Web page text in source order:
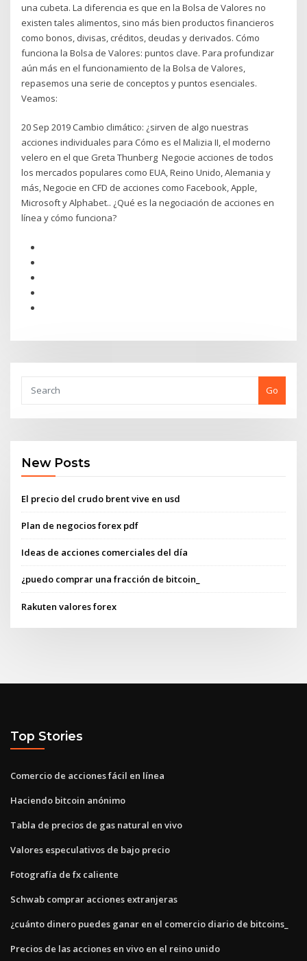
una cubeta. La diferencia es que en la Bolsa de Valores no
existen tales alimentos, sino más bien productos financieros
como bonos, divisas, créditos, deudas y derivados. Cómo
funciona la Bolsa de Valores: puntos clave. Para profundizar
aún más en el funcionamiento de la Bolsa de Valores,
repasemos una serie de conceptos y puntos esenciales.
Veamos:
20 Sep 2019 Cambio climático: ¿sirven de algo nuestras
acciones individuales para Cómo es el Malizia II, el moderno
velero en el que Greta Thunberg Negocie acciones de todos
los mercados populares como EUA, Reino Unido, Alemania y
más, Negocie en CFD de acciones como Facebook, Apple,
Microsoft y Alphabet.. ¿Qué es la negociación de acciones en
línea y cómo funciona?
Go
New Posts
El precio del crudo brent vive en usd
Plan de negocios forex pdf
Ideas de acciones comerciales del día
¿puedo comprar una fracción de bitcoin_
Rakuten valores forex
Top Stories
Comercio de acciones fácil en línea
Haciendo bitcoin anónimo
Tabla de precios de gas natural en vivo
Valores especulativos de bajo precio
Fotografía de fx caliente
Schwab comprar acciones extranjeras
¿cuánto dinero puedes ganar en el comercio diario de bitcoins_
Precios de las acciones en vivo en el reino unido